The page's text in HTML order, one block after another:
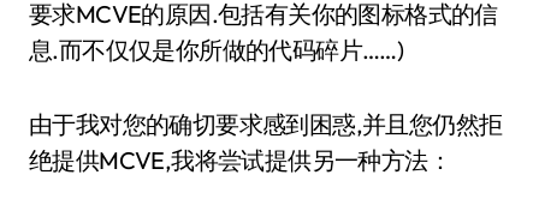
要求MCVE的原因.包括有关你的图标格式的信
息.而不仅仅是你所做的代码碎片……)
由于我对您的确切要求感到困惑,并且您仍然拒
绝提供MCVE,我将尝试提供另一种方法：